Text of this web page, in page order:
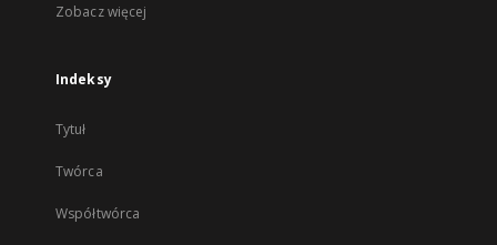
Zobacz więcej
Indeksy
Tytuł
Twórca
Współtwórca